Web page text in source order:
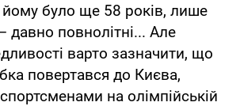
було ще 58 років, лише
давно повнолітні... Але
варто зазначити, що
повертався до Києва,
спортсменами на олімпійській